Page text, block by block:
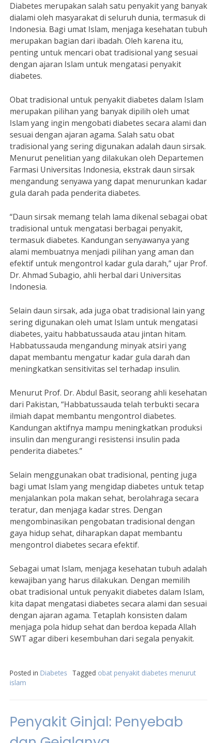
Diabetes merupakan salah satu penyakit yang banyak
dialami oleh masyarakat di seluruh dunia, termasuk di
Indonesia. Bagi umat Islam, menjaga kesehatan tubuh
merupakan bagian dari ibadah. Oleh karena itu,
penting untuk mencari obat tradisional yang sesuai
dengan ajaran Islam untuk mengatasi penyakit
diabetes.
Obat tradisional untuk penyakit diabetes dalam Islam
merupakan pilihan yang banyak dipilih oleh umat
Islam yang ingin mengobati diabetes secara alami dan
sesuai dengan ajaran agama. Salah satu obat
tradisional yang sering digunakan adalah daun sirsak.
Menurut penelitian yang dilakukan oleh Departemen
Farmasi Universitas Indonesia, ekstrak daun sirsak
mengandung senyawa yang dapat menurunkan kadar
gula darah pada penderita diabetes.
“Daun sirsak memang telah lama dikenal sebagai obat
tradisional untuk mengatasi berbagai penyakit,
termasuk diabetes. Kandungan senyawanya yang
alami membuatnya menjadi pilihan yang aman dan
efektif untuk mengontrol kadar gula darah,” ujar Prof.
Dr. Ahmad Subagio, ahli herbal dari Universitas
Indonesia.
Selain daun sirsak, ada juga obat tradisional lain yang
sering digunakan oleh umat Islam untuk mengatasi
diabetes, yaitu habbatussauda atau jintan hitam.
Habbatussauda mengandung minyak atsiri yang
dapat membantu mengatur kadar gula darah dan
meningkatkan sensitivitas sel terhadap insulin.
Menurut Prof. Dr. Abdul Basit, seorang ahli kesehatan
dari Pakistan, “Habbatussauda telah terbukti secara
ilmiah dapat membantu mengontrol diabetes.
Kandungan aktifnya mampu meningkatkan produksi
insulin dan mengurangi resistensi insulin pada
penderita diabetes.”
Selain menggunakan obat tradisional, penting juga
bagi umat Islam yang mengidap diabetes untuk tetap
menjalankan pola makan sehat, berolahraga secara
teratur, dan menjaga kadar stres. Dengan
mengombinasikan pengobatan tradisional dengan
gaya hidup sehat, diharapkan dapat membantu
mengontrol diabetes secara efektif.
Sebagai umat Islam, menjaga kesehatan tubuh adalah
kewajiban yang harus dilakukan. Dengan memilih
obat tradisional untuk penyakit diabetes dalam Islam,
kita dapat mengatasi diabetes secara alami dan sesuai
dengan ajaran agama. Tetaplah konsisten dalam
menjaga pola hidup sehat dan berdoa kepada Allah
SWT agar diberi kesembuhan dari segala penyakit.
Posted in Diabetes Tagged obat penyakit diabetes menurut
islam
Penyakit Ginjal: Penyebab